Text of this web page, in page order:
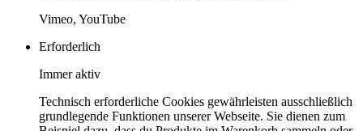
Vimeo, YouTube
Erforderlich
Immer aktiv
Technisch erforderliche Cookies gewährleisten ausschließlich
grundlegende Funktionen unserer Webseite. Sie dienen zum